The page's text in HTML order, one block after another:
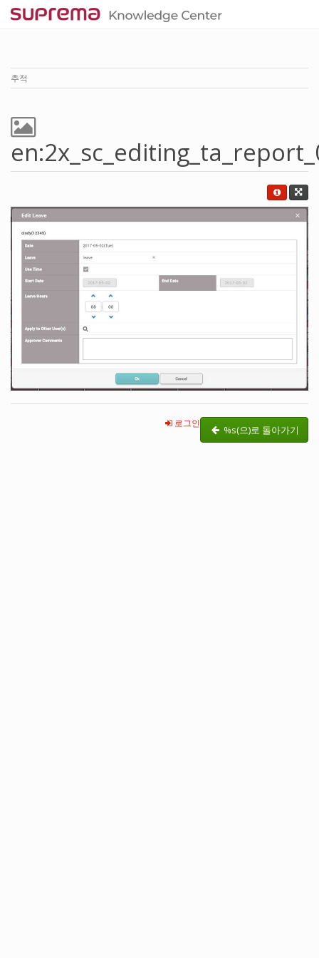
추적
%s(으)로 돌아가기
로그인